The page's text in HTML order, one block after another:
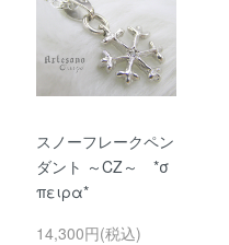
スノーフレークペン
ダント ～CZ～ *σ
πειρα*
14,300円(税込)